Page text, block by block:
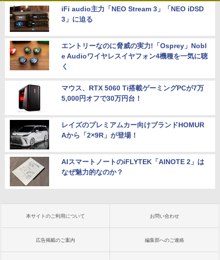
ws11 Office付｜スペック Core i5 第7世
代 メモリ 8GB 大容量 HDD 500GB テン
キー DVDドライブ搭載 CD DVD 再生可
￥19,800
5
【正規永久版Office付き】ミニpc ゲーミ
R4 16GB 512GB SSD ミニpc mini pc 4
K@60Hz 3画面同時出力 小型pc 静音 高
￥79,980
5
ッシュレート 100Hz HDMI DisplayPort
VGA モニター 液晶 液晶モニター 液晶デ
￥13,999
iFi audio主力「NEO Stream 3」「NEO iDSD
3」に迫る
エントリーなのに脅威の実力!「Osprey」Nobl
e Audioワイヤレスイヤフォン4機種を一気に聴
く
マウス、RTX 5060 Ti搭載ゲーミングPCが7万
5,000円オフで30万円台！
レイズのプレミアムカー向けブランドHOMUR
Aから「2×9R」が登場！
AIスマートノートのiFLYTEK「AINOTE 2」は
なぜ魅力的なのか？
本サイトのご利用について お問い合わせ
広告掲載のご案内 編集部へのご連絡